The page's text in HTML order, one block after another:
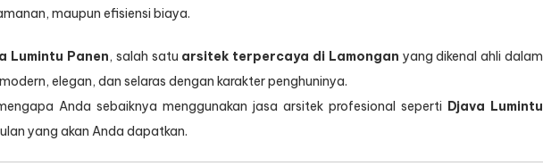
maupun efisiensi biaya.
Lumintu Panen, salah satu arsitek terpercaya di Lamongan yang dikenal ahli dalam
elegan, dan selaras dengan karakter penghuninya.
Anda sebaiknya menggunakan jasa arsitek profesional seperti Djava Lumintu
yang akan Anda dapatkan.